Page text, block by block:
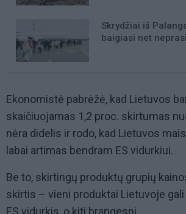
Skrydžiai iš
baigiasi net
Ekonomistė pabrėžė, kad Lietuvos
skaičiuojamas 1,2 proc. skirtumas
nėra didelis ir rodo, kad Lietuvos
labai artimas bendram ES vidurkiui.
Be to, skirtingų produktų grupių
skirtis – vieni produktai Lietuvoje
ES vidurkis, o kiti brangesni.